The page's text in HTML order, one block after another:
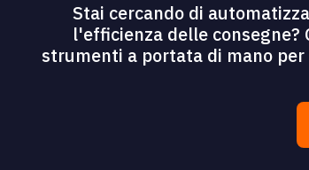
Stai cercando di
l'efficienza delle
strumenti a portata di mano